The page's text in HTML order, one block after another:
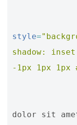
style=
shadow:
-1px 1px 1px
dolor sit